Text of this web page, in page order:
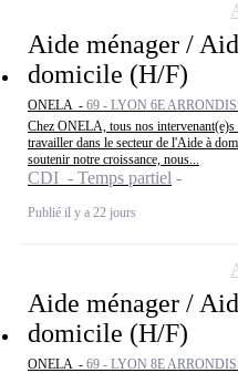
Aide ménager /
domicile (H/F)
ONELA - 69 - LYON 6E
Chez ONELA, tous nos
travailler dans le secteur de l'Aide à
soutenir notre croissance, nous...
CDI - Temps partiel
Publié il y a 22 jours
Aide ménager /
domicile (H/F)
ONELA - 69 - LYON 8E